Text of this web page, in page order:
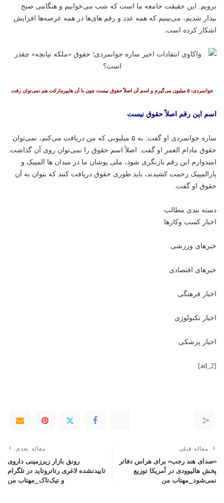
برویم. این حقیقت جامعه ما است که شب می‌خوابیم و هنگامی صبح
بیدار شدیم، می‌بینیم که همه عدد و رقم های‌ها در همه عرصه‌ها افزایش
اشکار کرده است.
جوانمردی: ۵ میلیون می‌گیرم و اسم آن اصلاً حقوق نیست چون با آن هایپرمارکت هم نمی‌توان رفت
اسم این رقم اصلاً حقوق نیست
ساره جوانمردی او گفت: به ۵ میلیونی که من دریافت می‌کنم، نمی‌توان
حقوق مادام العمر او گفت. اصلاً اسم حقوق را نمی‌توان روی آن گذاشت.
امیدوارم این رقم بازنگری شود، ملی پوشان ما در میدان ها المپیک و
پارالمپیک زحمت کشیدند، باید طوری حقوق دریافت کنند که بتوان به آن
حقوق او گفت.
دسته بندی مطالب
اخبار کسب وکارها
خبرهای ورزشی
خبرهای اقتصادی
اخبار فرهنگی
اخبار تکنولوژی
اخبار پزشکی
[ad_2]
مقاله قبلی
«صدای هند رجب» برای هراس دفاتر
پخش هالیوودی در آمریکا توزیع
نمی‌شود_مهتاب من
مقاله بعدی
رونق بازار زیرزمینی داروی
تاییدنشده لاغری رتاتروتاید در تلگرام
و تیک‌تاک_مهتاب من